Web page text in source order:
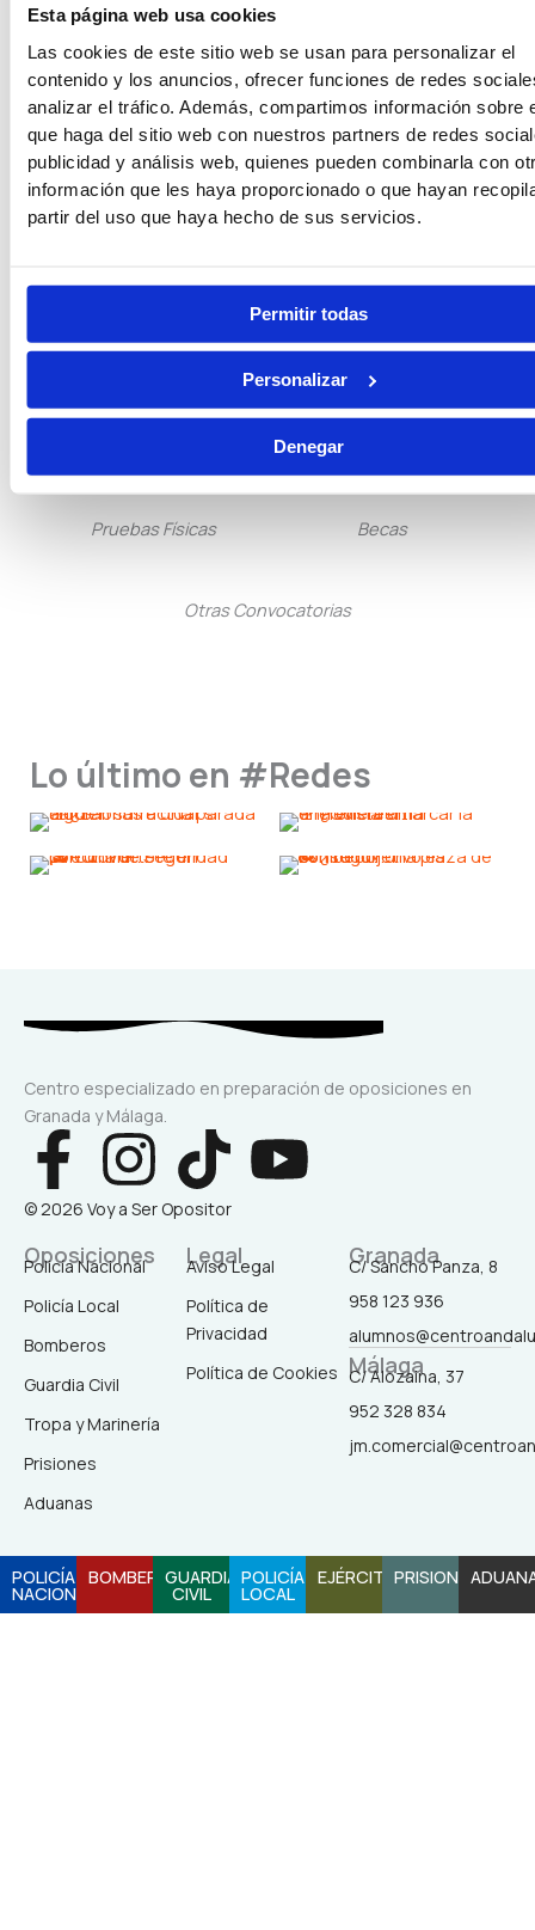
Esta página web usa cookies
Las cookies de este sitio web se usan para personalizar el
contenido y los anuncios, ofrecer funciones de redes
analizar el tráfico. Además, compartimos información sobre
que haga del sitio web con nuestros partners de redes
publicidad y análisis web, quienes pueden combinarla con
información que les haya proporcionado o que hayan
partir del uso que haya hecho de sus servicios.
Permitir todas
Personalizar
Denegar
Guardia Civil Tropa y Marinería
Vigilancia Aduanera
Instituciones
Penitenciarias
Tramitación Procesal Gestión Procesal
Guarda Rural
Pruebas Físicas Becas
Otras Convocatorias
Lo último en #Redes
Centro especializado en preparación de oposiciones en
Granada y Málaga.
F
a
c
e
b
o
o
k
-
I
n
s
a
g
a
m
T
i
k
t
o
Y
u
© 2026 Voy a Ser Opositor
Oposiciones
Policía Nacional
Policía Local
Bomberos
Guardia Civil
Tropa y Marinería
Prisiones
Aduanas
Legal
Aviso Legal
Política de
Privacidad
Política de Cookies
Granada
C/ Sancho Panza, 8
958 123 936
Málaga
C/ Alozaina, 37
952 328 834
POLICÍA
NACIONAL
BOMBEROSGUARDIA
CIVIL
POLICÍA
LOCAL
EJÉRCITOPRISIONES